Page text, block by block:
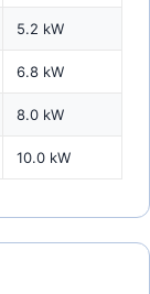
5.2 kW
6.8 kW
8.0 kW
10.0 kW